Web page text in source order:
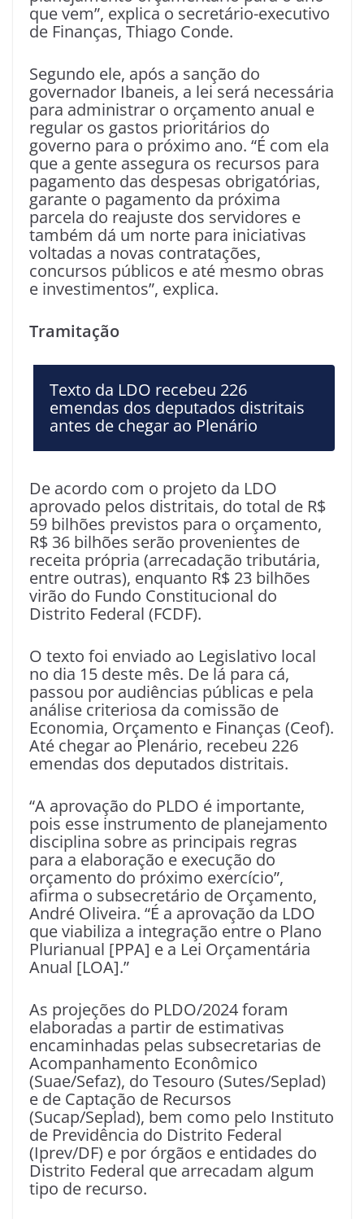
que vem”, explica o secretário-executivo
de Finanças, Thiago Conde.
Segundo ele, após a sanção do
governador Ibaneis, a lei será necessária
para administrar o orçamento anual e
regular os gastos prioritários do
governo para o próximo ano. “É com ela
que a gente assegura os recursos para
pagamento das despesas obrigatórias,
garante o pagamento da próxima
parcela do reajuste dos servidores e
também dá um norte para iniciativas
voltadas a novas contratações,
concursos públicos e até mesmo obras
e investimentos”, explica.
Tramitação
Texto da LDO recebeu 226
emendas dos deputados distritais
antes de chegar ao Plenário
De acordo com o projeto da LDO
aprovado pelos distritais, do total de R$
59 bilhões previstos para o orçamento,
R$ 36 bilhões serão provenientes de
receita própria (arrecadação tributária,
entre outras), enquanto R$ 23 bilhões
virão do Fundo Constitucional do
Distrito Federal (FCDF).
O texto foi enviado ao Legislativo local
no dia 15 deste mês. De lá para cá,
passou por audiências públicas e pela
análise criteriosa da comissão de
Economia, Orçamento e Finanças (Ceof).
Até chegar ao Plenário, recebeu 226
emendas dos deputados distritais.
“A aprovação do PLDO é importante,
pois esse instrumento de planejamento
disciplina sobre as principais regras
para a elaboração e execução do
orçamento do próximo exercício”,
afirma o subsecretário de Orçamento,
André Oliveira. “É a aprovação da LDO
que viabiliza a integração entre o Plano
Plurianual [PPA] e a Lei Orçamentária
Anual [LOA].”
As projeções do PLDO/2024 foram
elaboradas a partir de estimativas
encaminhadas pelas subsecretarias de
Acompanhamento Econômico
(Suae/Sefaz), do Tesouro (Sutes/Seplad)
e de Captação de Recursos
(Sucap/Seplad), bem como pelo Instituto
de Previdência do Distrito Federal
(Iprev/DF) e por órgãos e entidades do
Distrito Federal que arrecadam algum
tipo de recurso.